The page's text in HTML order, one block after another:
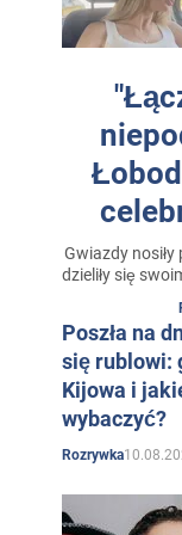
W 2004 roku
pracowała w
rozpoczęła
Od 2004 do
teledysków,
swoich sił jako
"Showmania" (
"Miss CIS"
Svetlana
Eurowizji2009
Valentine".
Tuż po
Gwiazdy
dzieliły się
Poszła na
się rublowi:
Kijowa i
wybaczyć?
Rozrywka